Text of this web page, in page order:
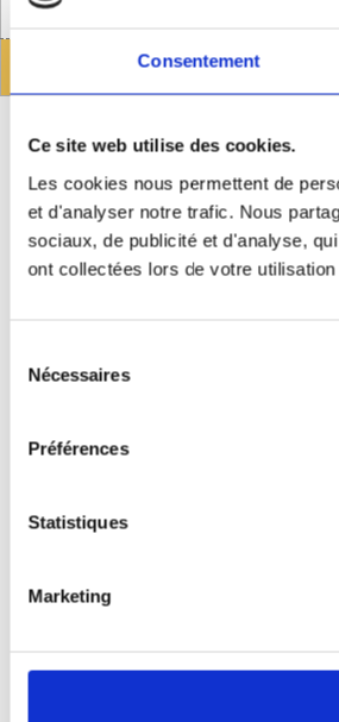
Consentement
Ce site web utilise des cookies.
Les cookies nous permettent de
et d'analyser notre trafic. Nous
sociaux, de publicité et d'analyse,
ont collectées lors de votre
Nécessaires
Préférences
Statistiques
Marketing
Gestion des cookies